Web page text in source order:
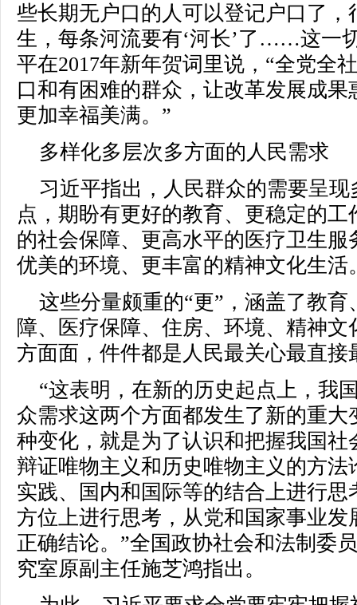
些长期无户口的人可以登记户口了
生，每条河流要有‘河长’了……这一
平在2017年新年贺词里说，“全党全
口和有困难的群众，让改革发展成
更加幸福美满。”
多样化多层次多方面的人民需求
习近平指出，人民群众的需要呈
点，期盼有更好的教育、更稳定的
的社会保障、更高水平的医疗卫生
优美的环境、更丰富的精神文化生活
这些分量颇重的“更”，涵盖了教
障、医疗保障、住房、环境、精神
方面面，件件都是人民最关心最直接
“这表明，在新的历史起点上，我
众需求这两个方面都发生了新的重
种变化，就是为了认识和把握我国
辩证唯物主义和历史唯物主义的方
实践、国内和国际等的结合上进行
方位上进行思考，从党和国家事业
正确结论。”全国政协社会和法制委
究室原副主任施芝鸿指出。